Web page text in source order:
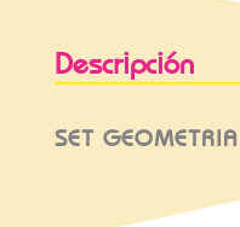
Descripción
SET